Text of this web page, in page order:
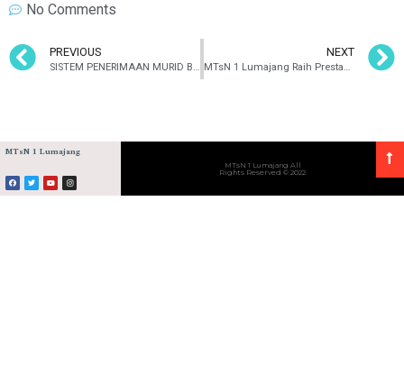
No Comments
PREVIOUS
SISTEM PENERIMAAN MURID BARU (SPMB) T.P. 2026/2027
NEXT
MTsN 1 Lumajang Raih Prestasi Gemilang di MIFEST KE V MA Model Zainul Hasan Genggong Probolinggo
MTsN 1 Lumajang
MTsN 1 Lumajang All
Rights Reserved © 2022